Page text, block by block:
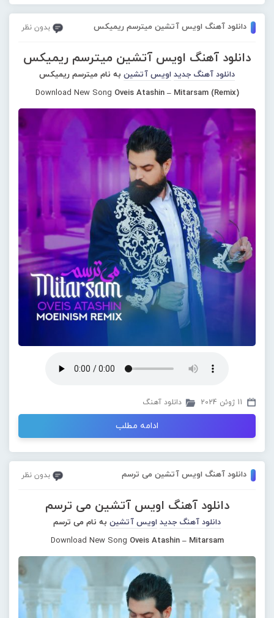
دانلود آهنگ اویس آتشین میترسم ریمیکس بدون نظر
دانلود آهنگ اویس آتشین میترسم ریمیکس
دانلود آهنگ جدید اویس آتشین به نام میترسم ریمیکس
Download New Song Oveis Atashin – Mitarsam (Remix)
11 ژوئن 2024 دانلود آهنگ
ادامه مطلب
دانلود آهنگ اویس آتشین می ترسم بدون نظر
دانلود آهنگ اویس آتشین می ترسم
دانلود آهنگ جدید اویس آتشین به نام می ترسم
Download New Song Oveis Atashin – Mitarsam